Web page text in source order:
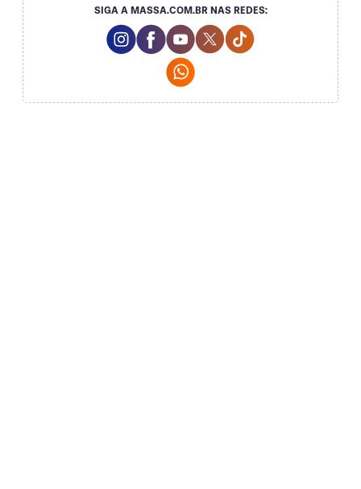
SIGA A MASSA.COM.BR NAS REDES:
Instagram Social Media
Facebook Social Media
Youtube Social Media
Twitter Social Media
Tiktok Social